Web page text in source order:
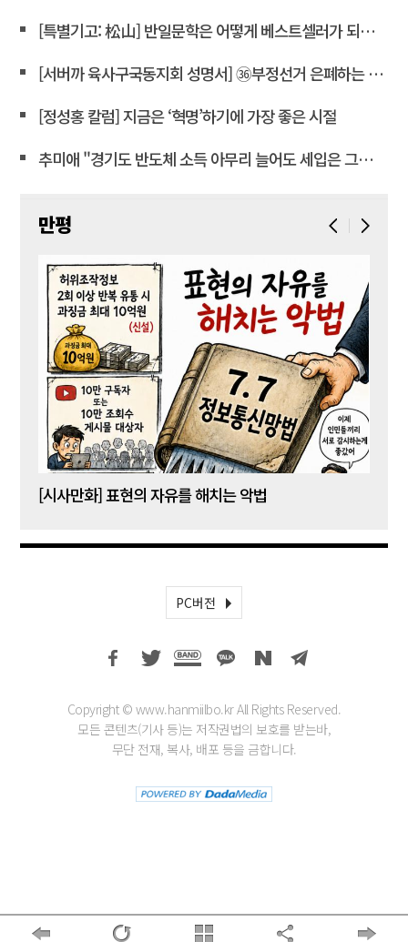
[특별기고: 松山] 반일문학은 어떻게 베스트셀러가 되는가?
[서버까 육사구국동지회 성명서] ㊱부정선거 은폐하는 윤상현 의원은 즉각 사퇴하라!
[정성홍 칼럼] 지금은 ‘혁명’하기에 가장 좋은 시절
추미애 "경기도 반도체 소득 아무리 늘어도 세입은 그대로"
만평
[시사만화] 표현의 자유를 해치는 악법
PC버전
Copyright © www.hanmiilbo.kr All Rights Reserved.
모든 콘텐츠(기사 등)는 저작권법의 보호를 받는바,
무단 전재, 복사, 배포 등을 금합니다.